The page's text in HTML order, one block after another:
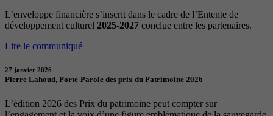
L’enveloppe financière s’inscrit dans le cadre de l’Entente de
développement culturel 2025-2027 conclue entre les partenaires.
Lire le communiqué
27 janvier 2026
Pierre Lahoud, Porte-Parole des prix du Patrimoine 2026
L’édition 2026 des Prix du patrimoine peut compter sur